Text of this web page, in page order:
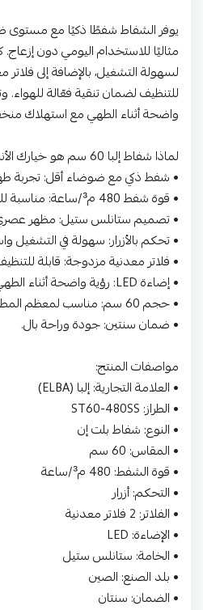
يوفر الشفاط شفطًا ذكيًا مع مستوى
مثاليًا للاستخدام اليومي دون إزعاج.
لسهولة التشغيل، بالإضافة إلى
واضحة أثناء الطهي مع استهلاك
لماذا شفاط إلبا 60 سم هو خيارك الأنسب؟
• شفط ذكي مع ضوضاء أقل: تجربة
• قوة شفط 480 م³/ساعة: مناسبة للمطابخ الصغيرة والمتوسطة.
• تصميم ستانلس ستيل: مظهر
• تحكم بالأزرار: سهولة في التشغيل
• فلاتر معدنية مزدوجة: قابلة
• إضاءة LED: رؤية واضحة أثناء الطهي مع توفير للطاقة.
• حجم 60 سم: مناسب لمعظم المطابخ.
• ضمان سنتين: جودة وراحة بال.
مواصفات المنتج:
• العلامة التجارية: إلبا (ELBA)
• الطراز: ST60-480SS
• النوع: شفاط بلت إن
• المقاس: 60 سم
• قوة الشفط: 480 م³/ساعة
• التحكم: أزرار
• الفلاتر: 2 فلاتر معدنية
• الإضاءة: LED
• الخامة: ستانلس ستيل
• بلد الصنع: الصين
• الضمان: سنتان